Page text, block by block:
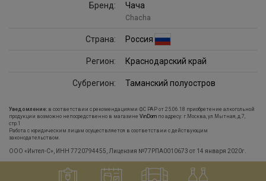
Бренд: Чача
Chacha
Страна: Россия
Регион: Краснодарский край
Субрегион: Таманский полуостров
Уведомление: в соответствии с рекомендациями ФС РАР от 25.06.18 приобретение алкогольной
продукции возможно непосредственно в магазине VinDom по адресу: г.Москва, ул.Мытная, д.7,
стр.1
Работа с юридическим лицам осуществляется в соответствии с действующим
законодательством.
ООО «Интел-С», ИНН 7720794455, Лицензия №77РПА0010673 от 14 января 2020г.